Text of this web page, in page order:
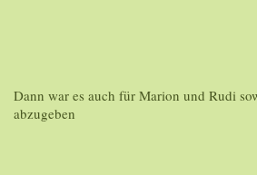
Dann war es auch für Marion und Rudi
abzugeben